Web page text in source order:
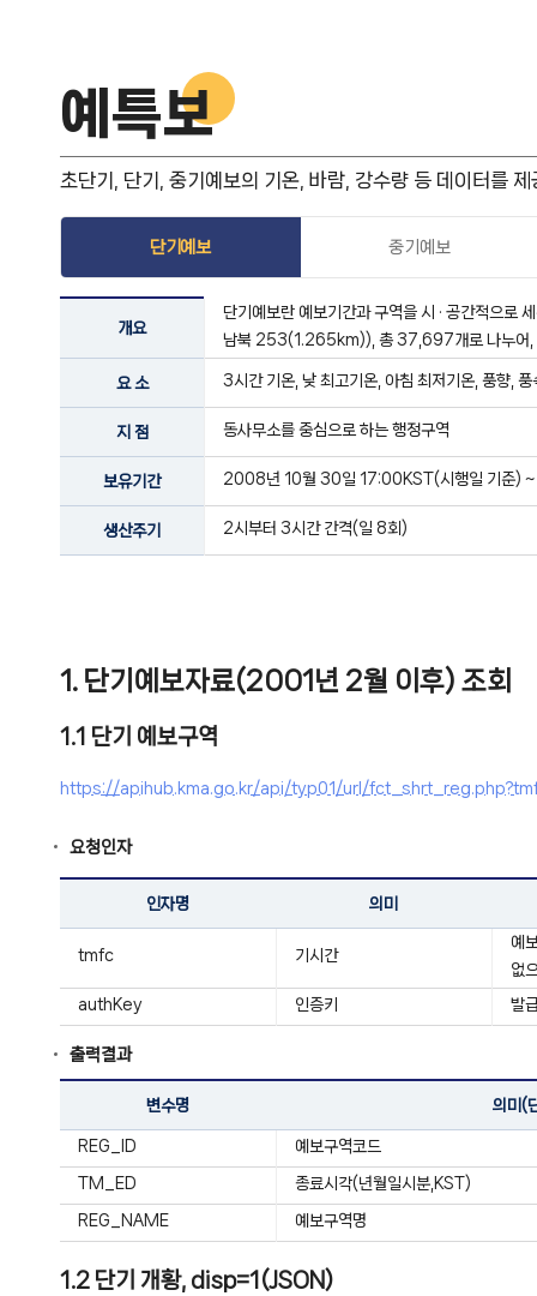
예특보
초단기, 단기, 중기예보의 기온, 바람, 강수량 등 데이터를
단기예보 중기예보
개요
단기예보란 예보기간과 구역을 시 · 공간적으
남북 253(1.265km)), 총 37,697개로 나누어, 3
요 소 3시간 기온, 낮 최고기온, 아침 최저기온, 풍향,
지 점 동사무소를 중심으로 하는 행정구역
보유기간 2008년 10월 30일 17:00KST(시행일 기준) ~
생산주기 2시부터 3시간 간격(일 8회)
1. 단기예보자료(2001년 2월 이후) 조회
1.1 단기 예보구역
https://apihub.kma.go.kr/api/typ01/url/
요청인자
인자명 의미
tmfc 기시간
예
없
authKey 인증키 발
출력결과
변수명 의미(
REG_ID 예보구역코드
TM_ED 종료시각(년월일시분,KST)
REG_NAME 예보구역명
1.2 단기 개황, disp=1(JSON)